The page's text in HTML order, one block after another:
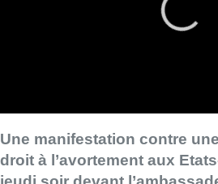
C’est la plateforme Abortion wright
manifestation. Un appel à la
manifester.“Nous voulons montrer
On connait l’impact que cela peut
pays qui sont limitrophes de la